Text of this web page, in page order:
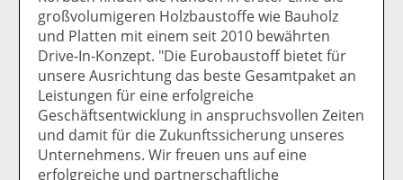
großvolumigeren Holzbaustoffe wie Bauholz
und Platten mit einem seit 2010 bewährten
Drive-In-Konzept. "Die Eurobaustoff bietet für
unsere Ausrichtung das beste Gesamtpaket an
Leistungen für eine erfolgreiche
Geschäftsentwicklung in anspruchsvollen Zeiten
und damit für die Zukunftssicherung unseres
Unternehmens. Wir freuen uns auf eine
erfolgreiche und partnerschaftliche